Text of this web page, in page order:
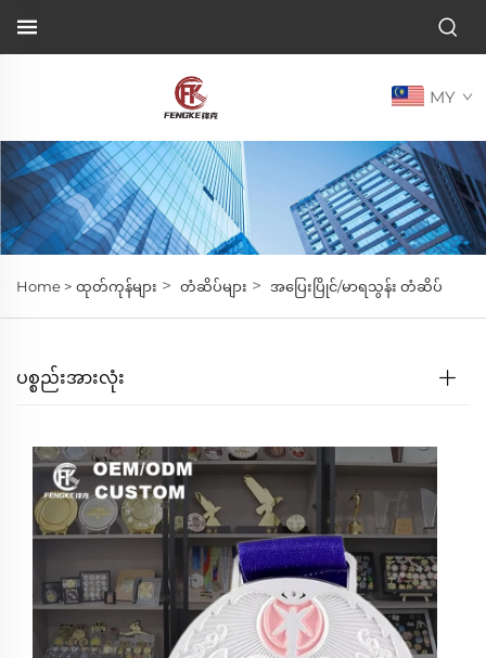
MY
Home > ထုတ်ကုန်များ > တံဆိပ်များ > အပြေးပြိုင်/မာရသွန်း တံဆိပ်
ပစ္စည်းအားလုံး